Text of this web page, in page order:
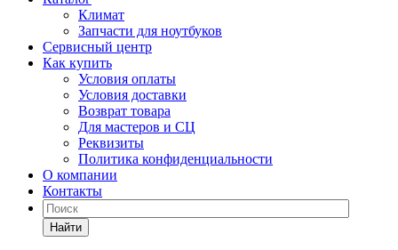
Климат
Запчасти для ноутбуков
Сервисный центр
Как купить
Условия оплаты
Условия доставки
Возврат товара
Для мастеров и СЦ
Реквизиты
Политика конфиденциальности
О компании
Контакты
Найти